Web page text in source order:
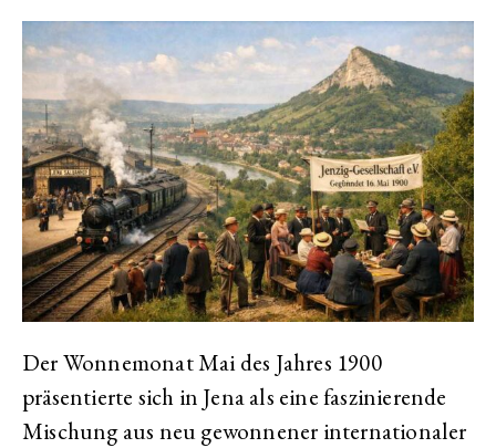
Der Wonnemonat Mai des Jahres 1900
präsentierte sich in Jena als eine faszinierende
Mischung aus neu gewonnener internationaler